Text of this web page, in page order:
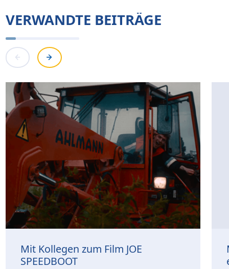
VERWANDTE BEITRÄGE
Mit Kollegen zum Film JOE
SPEEDBOOT